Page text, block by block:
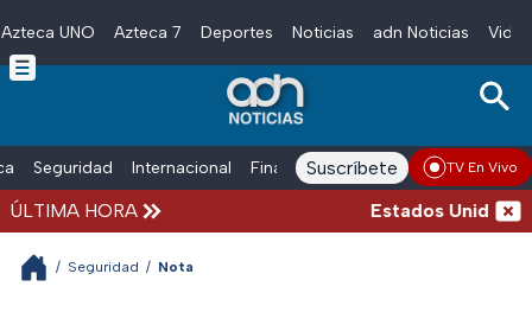
Skip to main content
Azteca UNO Azteca 7 Deportes Noticias adn Noticias
Seguridad Internacional Finanzas adn Noticias Radio
Suscríbete TV En Vivo
ÚLTIMA HORA Estados Unidos
/ Seguridad / Nota